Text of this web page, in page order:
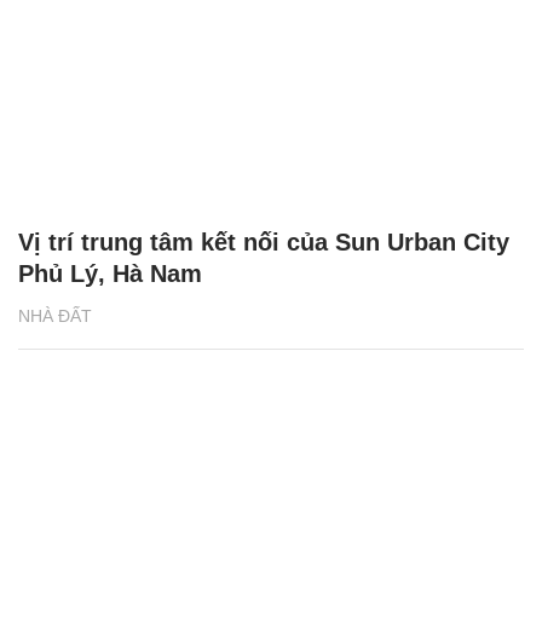
NHÀ ĐẤT
Vị trí trung tâm kết nối của Sun Urban City
Phủ Lý, Hà Nam